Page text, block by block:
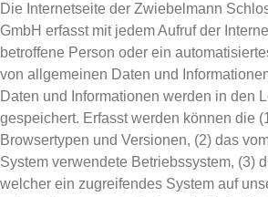
Die Internetseite der Zwiebelmann
GmbH erfasst mit jedem Aufruf der
betroffene Person oder ein
von allgemeinen Daten und
Daten und Informationen werden in den
gespeichert. Erfasst werden können die
Browsertypen und Versionen, (2) das
System verwendete Betriebssystem, (3)
welcher ein zugreifendes System auf